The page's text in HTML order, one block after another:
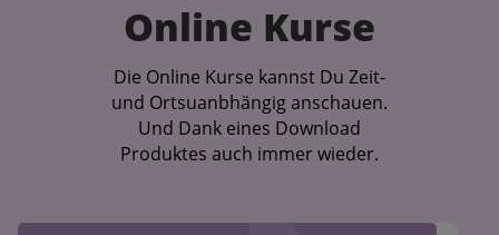
Online Kurse
Die Online Kurse kannst Du Zeit-
und Ortsuanbhängig anschauen.
Und Dank eines Download
Produktes auch immer wieder.